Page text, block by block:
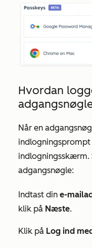
Hvordan
Når en
indlogningsskærm.
adgangsnøgle:
Indtast din e-
klik på Næste.
Klik på Log ind